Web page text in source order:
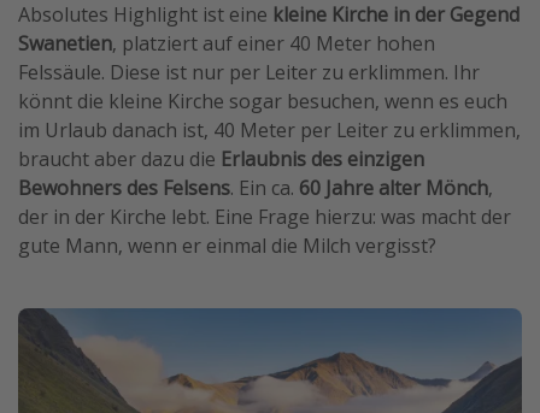
Absolutes Highlight ist eine kleine Kirche in der Gegend
Swanetien, platziert auf einer 40 Meter hohen
Felssäule. Diese ist nur per Leiter zu erklimmen. Ihr
könnt die kleine Kirche sogar besuchen, wenn es euch
im Urlaub danach ist, 40 Meter per Leiter zu erklimmen,
braucht aber dazu die Erlaubnis des einzigen
Bewohners des Felsens. Ein ca. 60 Jahre alter Mönch,
der in der Kirche lebt. Eine Frage hierzu: was macht der
gute Mann, wenn er einmal die Milch vergisst?